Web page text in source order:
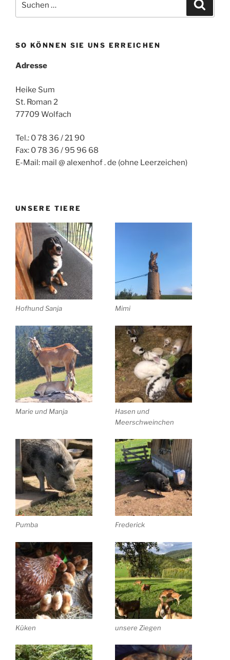
nach:
SO KÖNNEN SIE UNS ERREICHEN
Adresse
Heike Sum
St. Roman 2
77709 Wolfach
Tel.: 0 78 36 / 21 90
Fax: 0 78 36 / 95 96 68
E-Mail: mail @ alexenhof . de (ohne Leerzeichen)
UNSERE TIERE
Hofhund Sanja Mimi
Marie und Manja
Hasen und
Meerschweinchen
Pumba Frederick
Küken unsere Ziegen